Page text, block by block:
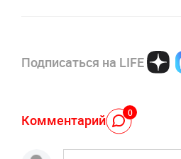
Подписаться на LIFE
Комментарий 0